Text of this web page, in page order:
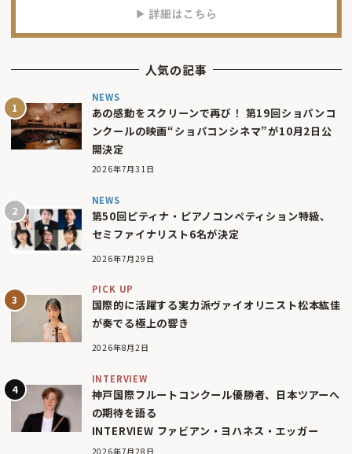
人気の記事
NEWS
あの感動をスクリーンで再び！ 第19回ショパンコ
ンクールの映画“ショパコンシネマ”が10月2日公
開決定
2026年7月31日
NEWS
第50回ピティナ・ピアノコンペティション特級、
セミファイナリスト6名が決定
2026年7月29日
PICK UP
国際的に活躍する実力派ヴァイオリニスト松本紘佳
が奏でる極上の響き
2026年8月2日
INTERVIEW
神戸国際フルートコンクール優勝者、日本ツアーへ
の期待を語る
INTERVIEW ファビアン・ヨハネス・エッガー
2026年7月28日